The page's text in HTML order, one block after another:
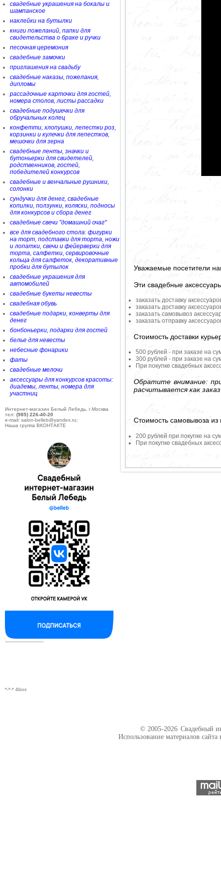
свадебные украшения на бокалы и
шампанское
наклейки на бутылки
книги пожеланий, папки для
свидетельства о браке и ручки
песочная церемония
свадебные замочки
приглашения на свадьбу
свадебные наказы, пожелания,
дипломы
рассадочные карточки для гостей,
номера столов, листы рассадки
свадебные подушечки для
обручальных колец
конфетти, хлопушки, лепестки роз,
корзинки и кулечки для лепестков,
мешочки для зерна
свадебные ленты, значки и
бутоньерки для свидетелей,
родственников, гостей,
победителей конкурсов
свадебные и венчальные рушники,
солонки
сундучки для денег, свадебные
копилки, ползунки, коляски, подносы
для конкурсов и сбора денег
свадебные свечи "домашний очаг"
все для свадебного стола: фигурки
на торт, подставки для торта, ножи
и лопатки, свечи и фейерверки для
торта, салфетки, сервировочные
кольца для салфеток, декоративные
пробки для бутылок
свадебные украшения для
автомобилей
свадебные букеты невесты
свадебная обувь
свадебные подарки, конверты для
денег
бонбоньерки, подарки для гостей
белье для невесты
небесные фонарики
фаты
свадебные мелочи
аксессуары для конкурсов красоты:
диадемы, ленты, номера для
участниц
Интернет-магазин Белый Лебедь, г.Москва
тел: (985) 226-40-20
e-mail: salon-belleb@yandex.ru;
Наша группа ВКОНТАКТЕ
--------------------------
*-*-* 4box
Уважаемые посетители
Эти свадебные
заказать доставку
заказать доставку
заказать самовывоз
заказать отправку
Стоимость доставки
500 рублей - при заказе на
300 рублей - при заказе на
При покупке свадебных
Обратите внимание:
расчитывается как
Стоимость самовывоза из
200 рублей при покупке на
При покупке свадебных
© 2005-2026 Свадебный
Использование материалов